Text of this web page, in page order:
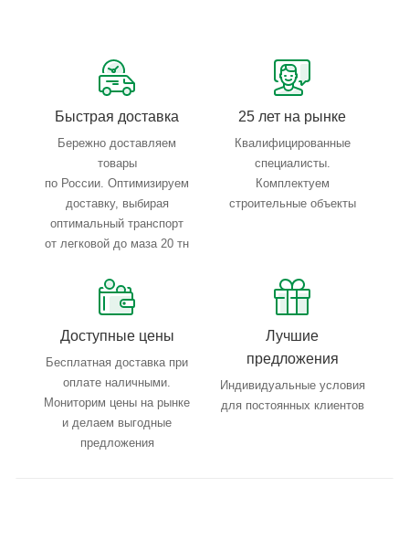
Тройной весовой контроль: въезд, погрузка, выезд
Быстрая доставка
Бережно доставляем
товары
по России. Оптимизируем
доставку, выбирая
оптимальный транспорт
от легковой до маза 20 тн
25 лет на рынке
Квалифицированные
специалисты.
Комплектуем
строительные объекты
Доступные цены
Бесплатная доставка при
оплате наличными.
Мониторим цены на рынке
и делаем выгодные
предложения
Лучшие
предложения
Индивидуальные условия
для постоянных клиентов